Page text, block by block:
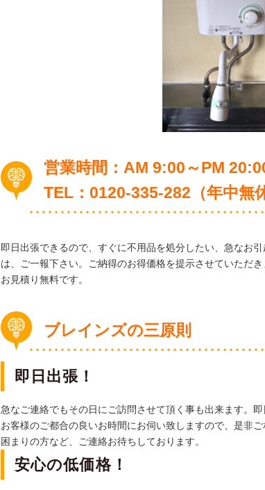
営業時間：AM 9:00～PM
TEL：0120-335-282（年中無
即日出張できるので、すぐに不用品を処分したい、急なお
は、ご一報下さい。ご納得のお得価格を提示させていただき
お見積り無料です。
ブレインズの三原則
即日出張！
急なご連絡でもその日にご訪問させて頂く事も出来ます。即
お客様のご都合の良いお時間にお伺い致しますので、是非
困まりの方など、ご連絡お待ちしております。
安心の低価格！